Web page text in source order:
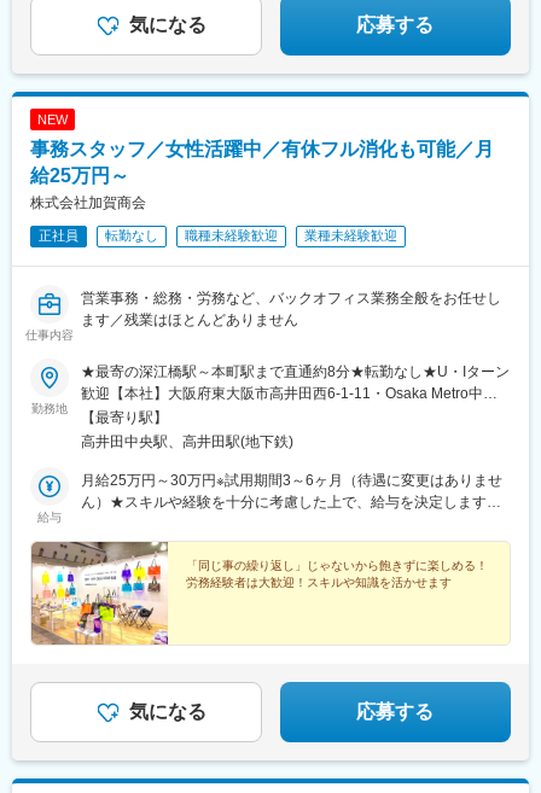
気になる 応募する
NEW
事務スタッフ／女性活躍中／有休フル消化も可能／月
給25万円～
株式会社加賀商会
正社員 転勤なし 職種未経験歓迎 業種未経験歓迎
仕事内容
営業事務・総務・労務など、バックオフィス業務全般をお任せし
ます／残業はほとんどありません
勤務地
★最寄の深江橋駅～本町駅まで直通約8分★転勤なし★U・Iターン
歓迎【本社】大阪府東大阪市高井田西6-1-11・Osaka Metro中央
線『高井田』駅より徒歩8分・Osaka Metro中央線『深江橋』駅よ
り徒歩10分
【最寄り駅】
高井田中央駅、高井田駅(地下鉄)
給与
月給25万円～30万円※試用期間3～6ヶ月（待遇に変更はありませ
ん）★スキルや経験を十分に考慮した上で、給与を決定します。
「同じ事の繰り返し」じゃないから飽きずに楽しめる！
労務経験者は大歓迎！スキルや知識を活かせます
気になる 応募する